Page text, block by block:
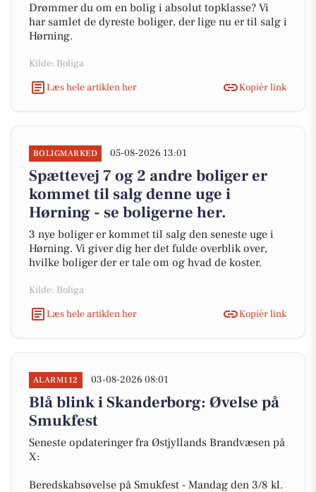
Drømmer du om en bolig i absolut topklasse? Vi
har samlet de dyreste boliger, der lige nu er til salg i
Hørning.
Kilde: Boliga
Læs hele artiklen her
Kopiér link
BOLIGMARKED 05-08-2026 13:01
Spættevej 7 og 2 andre boliger er
kommet til salg denne uge i
Hørning - se boligerne her.
3 nye boliger er kommet til salg den seneste uge i
Hørning. Vi giver dig her det fulde overblik over,
hvilke boliger der er tale om og hvad de koster.
Kilde: Boliga
Læs hele artiklen her
Kopiér link
ALARM112 03-08-2026 08:01
Blå blink i Skanderborg: Øvelse på
Smukfest
Seneste opdateringer fra Østjyllands Brandvæsen på
X:
Beredskabsøvelse på Smukfest - Mandag den 3/8 kl.